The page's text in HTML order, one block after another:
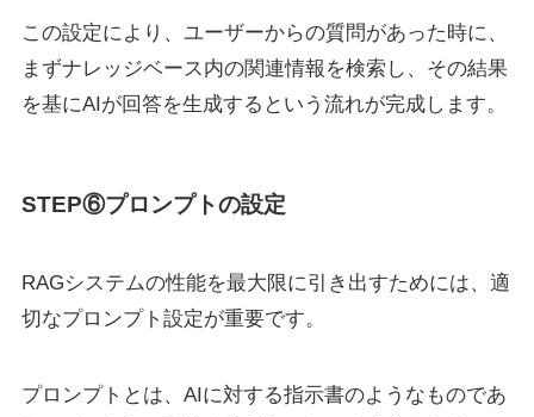
この設定により、ユーザーからの質問があった時に、
まずナレッジベース内の関連情報を検索し、その結果
を基にAIが回答を生成するという流れが完成します。
STEP⑥プロンプトの設定
RAGシステムの性能を最大限に引き出すためには、適
切なプロンプト設定が重要です。
プロンプトとは、AIに対する指示書のようなものであ